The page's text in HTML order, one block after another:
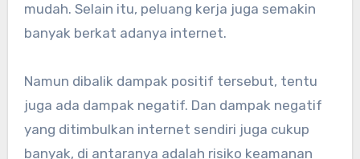
mudah. Selain itu, peluang kerja juga semakin
banyak berkat adanya internet.
Namun dibalik dampak positif tersebut, tentu
juga ada dampak negatif. Dan dampak negatif
yang ditimbulkan internet sendiri juga cukup
banyak, di antaranya adalah risiko keamanan